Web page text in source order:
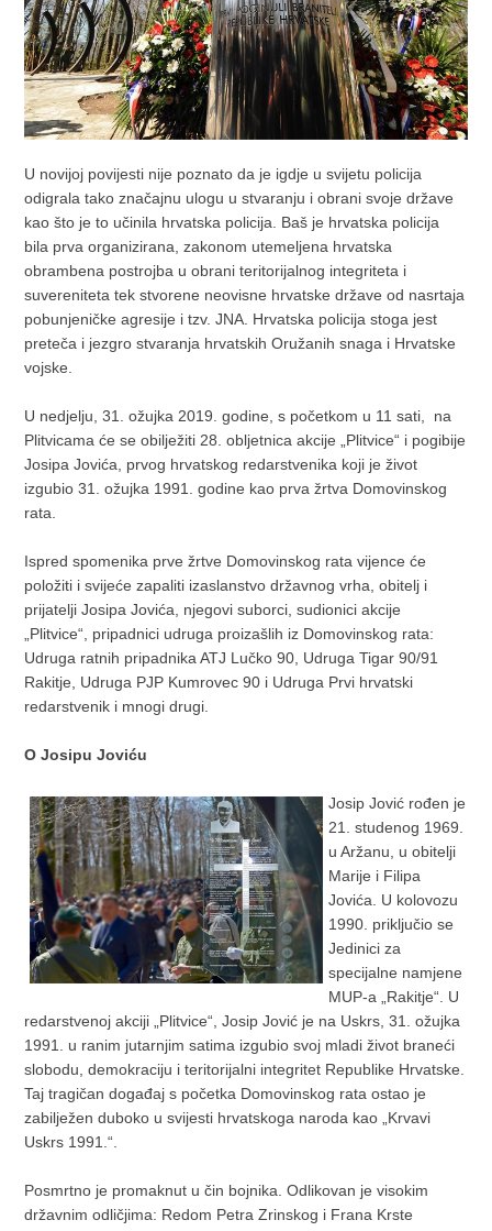
U novijoj povijesti nije poznato da je igdje u svijetu policija
odigrala tako značajnu ulogu u stvaranju i obrani svoje države
kao što je to učinila hrvatska policija. Baš je hrvatska policija
bila prva organizirana, zakonom utemeljena hrvatska
obrambena postrojba u obrani teritorijalnog integriteta i
suvereniteta tek stvorene neovisne hrvatske države od nasrtaja
pobunjeničke agresije i tzv. JNA. Hrvatska policija stoga jest
preteča i jezgro stvaranja hrvatskih Oružanih snaga i Hrvatske
vojske.
U nedjelju, 31. ožujka 2019. godine, s početkom u 11 sati, na
Plitvicama će se obilježiti 28. obljetnica akcije „Plitvice“ i pogibije
Josipa Jovića, prvog hrvatskog redarstvenika koji je život
izgubio 31. ožujka 1991. godine kao prva žrtva Domovinskog
rata.
Ispred spomenika prve žrtve Domovinskog rata vijence će
položiti i svijeće zapaliti izaslanstvo državnog vrha, obitelj i
prijatelji Josipa Jovića, njegovi suborci, sudionici akcije
„Plitvice“, pripadnici udruga proizašlih iz Domovinskog rata:
Udruga ratnih pripadnika ATJ Lučko 90, Udruga Tigar 90/91
Rakitje, Udruga PJP Kumrovec 90 i Udruga Prvi hrvatski
redarstvenik i mnogi drugi.
O Josipu Joviću
Josip Jović rođen je
21. studenog 1969.
u Aržanu, u obitelji
Marije i Filipa
Jovića. U kolovozu
1990. priključio se
Jedinici za
specijalne namjene
MUP-a „Rakitje“. U
redarstvenoj akciji „Plitvice“, Josip Jović je na Uskrs, 31. ožujka
1991. u ranim jutarnjim satima izgubio svoj mladi život braneći
slobodu, demokraciju i teritorijalni integritet Republike Hrvatske.
Taj tragičan događaj s početka Domovinskog rata ostao je
zabilježen duboko u svijesti hrvatskoga naroda kao „Krvavi
Uskrs 1991.“.
Posmrtno je promaknut u čin bojnika. Odlikovan je visokim
državnim odličjima: Redom Petra Zrinskog i Frana Krste